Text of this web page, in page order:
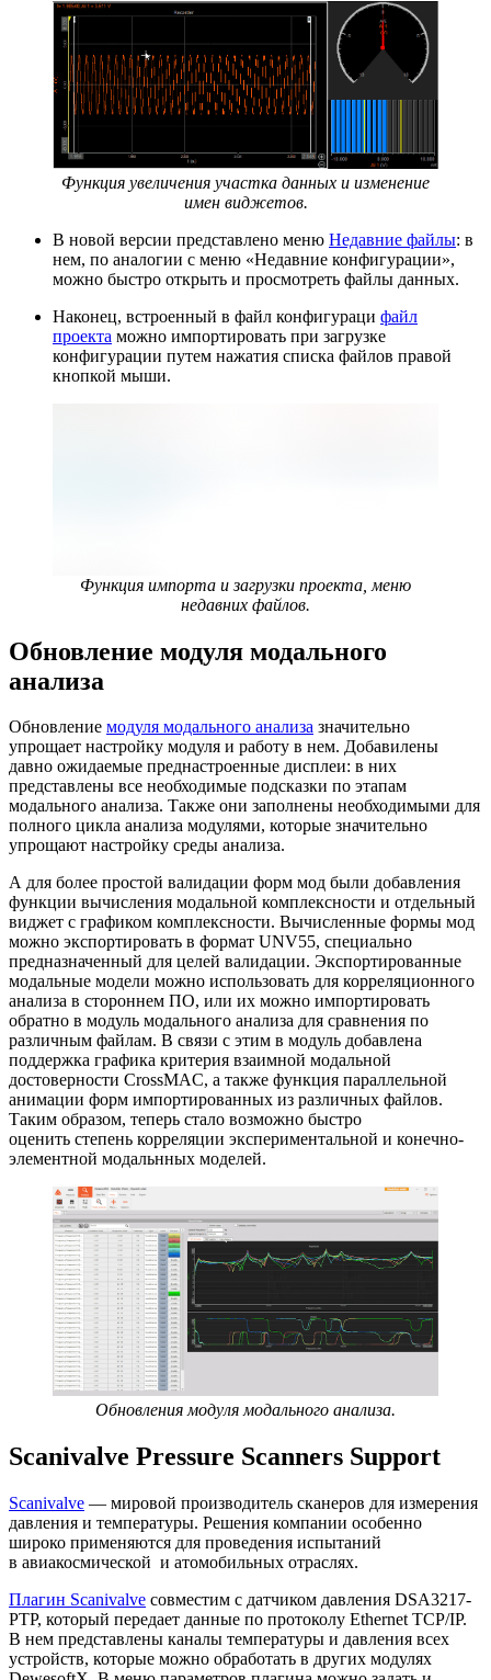
Функция увеличения участка данных и изменение
имен виджетов.
В новой версии представлено меню Недавние файлы: в
нем, по аналогии с меню «Недавние конфигурации»,
можно быстро открыть и просмотреть файлы данных.
Наконец, встроенный в файл конфигураци файл
проекта можно импортировать при загрузке
конфигурации путем нажатия списка файлов правой
кнопкой мыши.
Функция импорта и загрузки проекта, меню
недавних файлов.
Обновление модуля модального
анализа
Обновление модуля модального анализа значительно
упрощает настройку модуля и работу в нем. Добавилены
давно ожидаемые преднастроенные дисплеи: в них
представлены все необходимые подсказки по этапам
модального анализа. Также они заполнены необходимыми для
полного цикла анализа модулями, которые значительно
упрощают настройку среды анализа.
А для более простой валидации форм мод были добавления
функции вычисления модальной комплексности и отдельный
виджет с графиком комплексности. Вычисленные формы мод
можно экспортировать в формат UNV55, специально
предназначенный для целей валидации. Экспортированные
модальные модели можно использовать для корреляционного
анализа в стороннем ПО, или их можно импортировать
обратно в модуль модального анализа для сравнения по
различным файлам. В связи с этим в модуль добавлена
поддержка графика критерия взаимной модальной
достоверности CrossMAC, а также функция параллельной
анимации форм импортированных из различных файлов.
Таким образом, теперь стало возможно быстро
оценить степень корреляции экспериментальной и конечно-
элементной модальнных моделей.
Обновления модуля модального анализа.
Scanivalve Pressure Scanners Support
Scanivalve — мировой производитель сканеров для измерения
давления и температуры. Решения компании особенно
широко применяются для проведения испытаний
в авиакосмической и атомобильных отраслях.
Плагин Scanivalve совместим с датчиком давления DSA3217-
PTP, который передает данные по протоколу Ethernet TCP/IP.
В нем представлены каналы температуры и давления всех
устройств, которые можно обработать в других модулях